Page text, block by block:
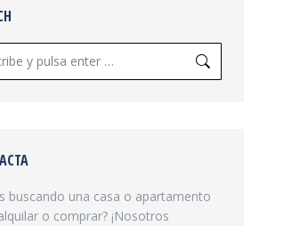
buscando una casa o apartamento
o comprar? ¡Nosotros